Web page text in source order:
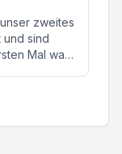
jeglichen
Zeit für all
zweites
sind
Mal war
bis Ende